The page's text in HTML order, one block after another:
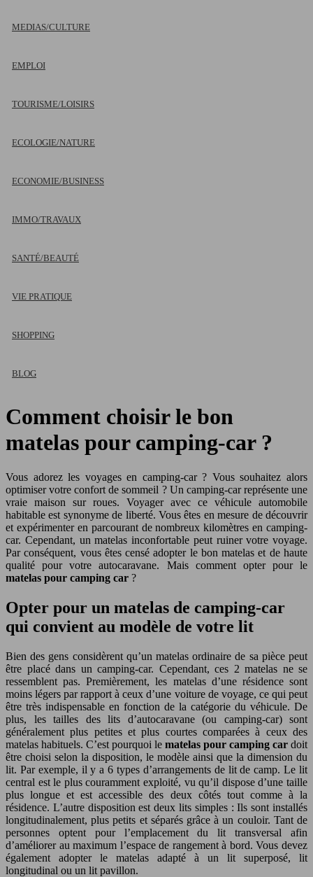
MEDIAS/CULTURE
EMPLOI
TOURISME/LOISIRS
ECOLOGIE/NATURE
ECONOMIE/BUSINESS
IMMO/TRAVAUX
SANTÉ/BEAUTÉ
VIE PRATIQUE
SHOPPING
BLOG
Comment choisir le bon
matelas pour camping-car ?
Vous adorez les voyages en camping-car ? Vous souhaitez alors
optimiser votre confort de sommeil ? Un camping-car représente une
vraie maison sur roues. Voyager avec ce véhicule automobile
habitable est synonyme de liberté. Vous êtes en mesure de découvrir
et expérimenter en parcourant de nombreux kilomètres en camping-
car. Cependant, un matelas inconfortable peut ruiner votre voyage.
Par conséquent, vous êtes censé adopter le bon matelas et de haute
qualité pour votre autocaravane. Mais comment opter pour le
matelas pour camping car ?
Opter pour un matelas de camping-car
qui convient au modèle de votre lit
Bien des gens considèrent qu’un matelas ordinaire de sa pièce peut
être placé dans un camping-car. Cependant, ces 2 matelas ne se
ressemblent pas. Premièrement, les matelas d’une résidence sont
moins légers par rapport à ceux d’une voiture de voyage, ce qui peut
être très indispensable en fonction de la catégorie du véhicule. De
plus, les tailles des lits d’autocaravane (ou camping-car) sont
généralement plus petites et plus courtes comparées à ceux des
matelas habituels. C’est pourquoi le matelas pour camping car doit
être choisi selon la disposition, le modèle ainsi que la dimension du
lit. Par exemple, il y a 6 types d’arrangements de lit de camp. Le lit
central est le plus couramment exploité, vu qu’il dispose d’une taille
plus longue et est accessible des deux côtés tout comme à la
résidence. L’autre disposition est deux lits simples : Ils sont installés
longitudinalement, plus petits et séparés grâce à un couloir. Tant de
personnes optent pour l’emplacement du lit transversal afin
d’améliorer au maximum l’espace de rangement à bord. Vous devez
également adopter le matelas adapté à un lit superposé, lit
longitudinal ou un lit pavillon.